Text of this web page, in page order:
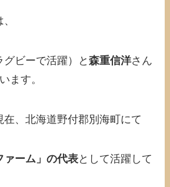
グビーで活躍）と森重信洋さん
ます。
在、北海道野付郡別海町にて
ァーム」の代表として活躍して